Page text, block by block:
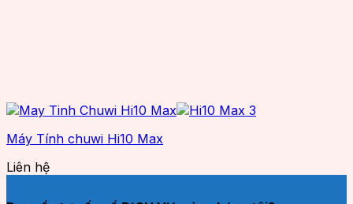
Máy Tính chuwi Hi10 Max
Liên hệ